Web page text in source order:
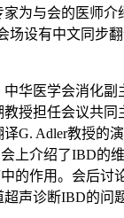
为与会的医师介
场设有中文同步
华医学会消化副
授担任会议共同
G. Adler教授的
上介绍了IBD的
的作用。会后讨
声诊断IBD的问题